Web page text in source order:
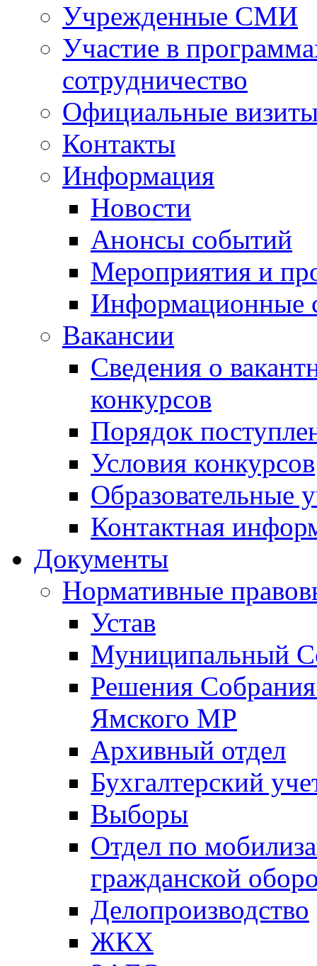
Учрежденные СМИ
Участие в
сотрудничество
Официальные
Контакты
Информация
Новости
Анонсы событий
Мероприятия и
Информационные
Вакансии
Сведения о
конкурсов
Порядок
Условия конкурсов
Образовательные
Контактная
Документы
Нормативные
Устав
Муниципальный
Решения
Ямского МР
Архивный отдел
Бухгалтерский
Выборы
Отдел по
гражданской
Делопроизводство
ЖКХ